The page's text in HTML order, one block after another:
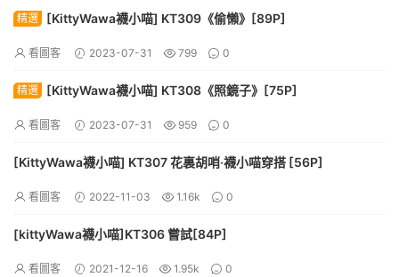
精選 [KittyWawa襪小喵] KT309《偷懶》[89P]
看圖客 2023-07-31 799 0
精選 [KittyWawa襪小喵] KT308《照鏡子》[75P]
看圖客 2023-07-31 959 0
[KittyWawa襪小喵] KT307 花裏胡哨·襪小喵穿搭 [56P]
看圖客 2022-11-03 1.16k 0
[kittyWawa襪小喵]KT306 嘗試[84P]
看圖客 2021-12-16 1.95k 0